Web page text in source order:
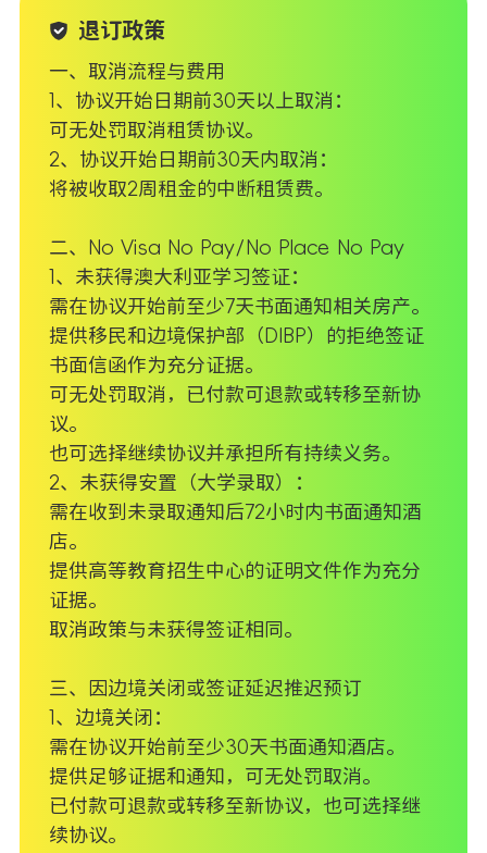
退订政策
一、取消流程与费用
1、协议开始日期前30天以上取消：
可无处罚取消租赁协议。
2、协议开始日期前30天内取消：
将被收取2周租金的中断租赁费。
二、No Visa No Pay/No Place No Pay
1、未获得澳大利亚学习签证：
需在协议开始前至少7天书面通知相关房产。
提供移民和边境保护部（DIBP）的拒绝签证
书面信函作为充分证据。
可无处罚取消，已付款可退款或转移至新协
议。
也可选择继续协议并承担所有持续义务。
2、未获得安置（大学录取）：
需在收到未录取通知后72小时内书面通知酒
店。
提供高等教育招生中心的证明文件作为充分
证据。
取消政策与未获得签证相同。
三、因边境关闭或签证延迟推迟预订
1、边境关闭：
需在协议开始前至少30天书面通知酒店。
提供足够证据和通知，可无处罚取消。
已付款可退款或转移至新协议，也可选择继
续协议。